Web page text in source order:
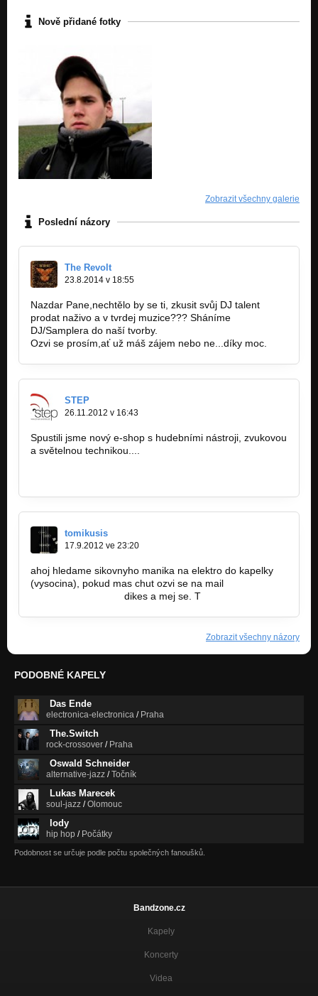
Nově přidané fotky
Zobrazit všechny galerie
Poslední názory
The Revolt
23.8.2014 v 18:55
Nazdar Pane,nechtělo by se ti, zkusit svůj DJ talent
prodat naživo a v tvrdej muzice??? Sháníme
DJ/Samplera do naší tvorby.
Ozvi se prosím,ať už máš zájem nebo ne...díky moc.
STEP
26.11.2012 v 16:43
Spustili jsme nový e-shop s hudebními nástroji, zvukovou
a světelnou technikou....
tomikusis
17.9.2012 ve 23:20
ahoj hledame sikovnyho manika na elektro do kapelky
(vysocina), pokud mas chut ozvi se na mail
dikes a mej se. T
Zobrazit všechny názory
PODOBNÉ KAPELY
Das Ende
electronica-electronica / Praha
The.Switch
rock-crossover / Praha
Oswald Schneider
alternative-jazz /Točník
Lukas Marecek
soul-jazz /Olomouc
lody
hip hop / Počátky
Podobnost se určuje podle počtu společných fanoušků.
Bandzone.cz
Kapely
Koncerty
Videa